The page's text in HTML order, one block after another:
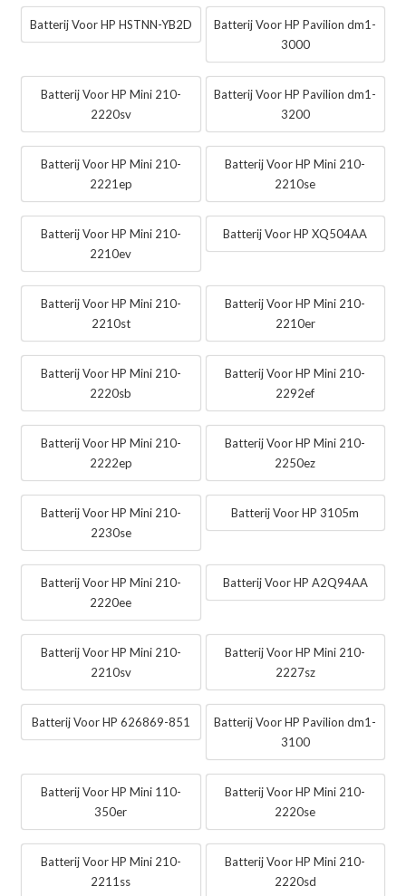
Batterij Voor HP HSTNN-YB2D
Batterij Voor HP Pavilion dm1-
3000
Batterij Voor HP Mini 210-
2220sv
Batterij Voor HP Pavilion dm1-
3200
Batterij Voor HP Mini 210-
2221ep
Batterij Voor HP Mini 210-
2210se
Batterij Voor HP Mini 210-
2210ev
Batterij Voor HP XQ504AA
Batterij Voor HP Mini 210-
2210st
Batterij Voor HP Mini 210-
2210er
Batterij Voor HP Mini 210-
2220sb
Batterij Voor HP Mini 210-
2292ef
Batterij Voor HP Mini 210-
2222ep
Batterij Voor HP Mini 210-
2250ez
Batterij Voor HP Mini 210-
2230se
Batterij Voor HP 3105m
Batterij Voor HP Mini 210-
2220ee
Batterij Voor HP A2Q94AA
Batterij Voor HP Mini 210-
2210sv
Batterij Voor HP Mini 210-
2227sz
Batterij Voor HP 626869-851
Batterij Voor HP Pavilion dm1-
3100
Batterij Voor HP Mini 110-
350er
Batterij Voor HP Mini 210-
2220se
Batterij Voor HP Mini 210-
2211ss
Batterij Voor HP Mini 210-
2220sd